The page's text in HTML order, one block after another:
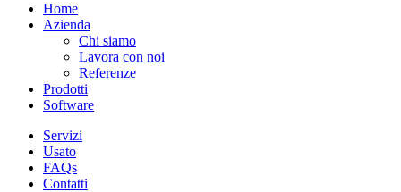
Home
Azienda
Chi siamo
Lavora con noi
Referenze
Prodotti
Software
Servizi
Usato
FAQs
Contatti